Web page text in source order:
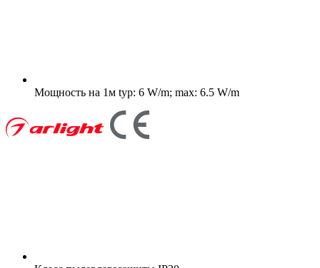
Мощность на 1м typ: 6 W/m; max: 6.5 W/m